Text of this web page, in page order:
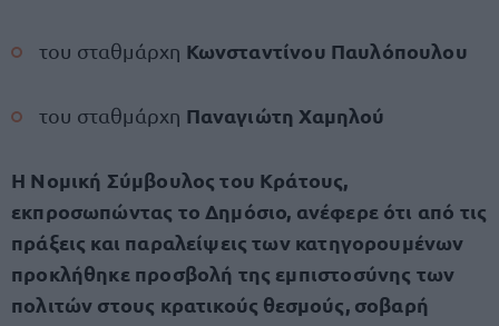
του σταθμάρχη Κωνσταντίνου Παυλόπουλου
του σταθμάρχη Παναγιώτη Χαμηλού
Η Νομική Σύμβουλος του Κράτους,
εκπροσωπώντας το Δημόσιο, ανέφερε ότι από τις
πράξεις και παραλείψεις των κατηγορουμένων
προκλήθηκε προσβολή της εμπιστοσύνης των
πολιτών στους κρατικούς θεσμούς, σοβαρή